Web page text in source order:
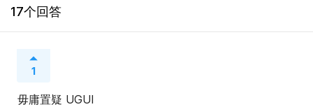
17个回答
1
毋庸置疑 UGUI